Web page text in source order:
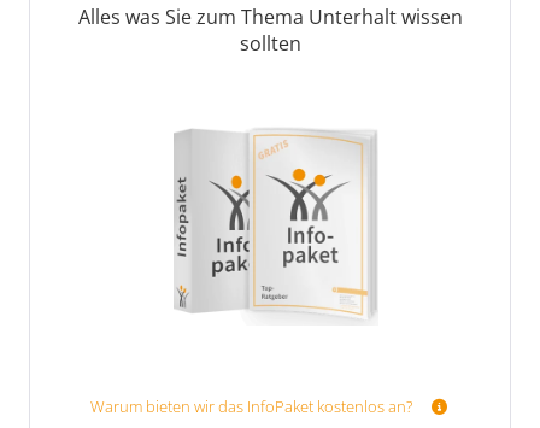
Alles was Sie zum Thema Unterhalt wissen
sollten
Warum bieten wir das InfoPaket kostenlos an?